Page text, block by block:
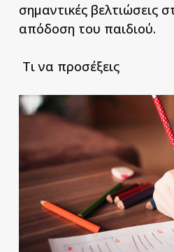
σημαντικές βελτιώσεις
απόδοση του παιδιού.
Τι να προσέξεις